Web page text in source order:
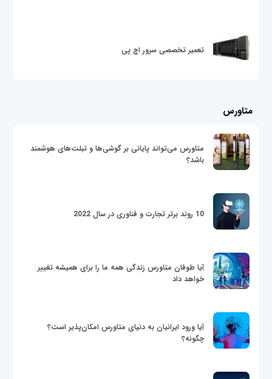
تعمیر تخصصی سرور اچ پی
متاورس
متاورس می‌تواند پایانی بر گوشی‌ها و تبلت‌های هوشمند
باشد؟
10 روند برتر تجارت و فناوری در سال 2022
آیا طوفان متاورس زندگی همه ما را برای همیشه تغییر
خواهد داد
آیا ورود ایرانیان به دنیای متاورس امکان‌پذیر است؟
چگونه؟